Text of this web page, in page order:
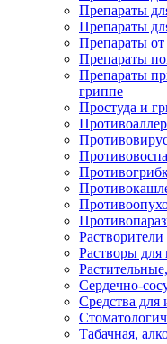
Препараты
Препараты
Препараты
Препараты
Препараты
гриппе
Простуда и
Растворы для
Сердечно-
Средства для
Табачная,